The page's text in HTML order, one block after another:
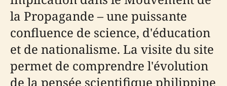
la Propagande – une puissante
confluence de science, d'éducation
et de nationalisme. La visite du site
permet de comprendre l'évolution
de la pensée scientifique philippine